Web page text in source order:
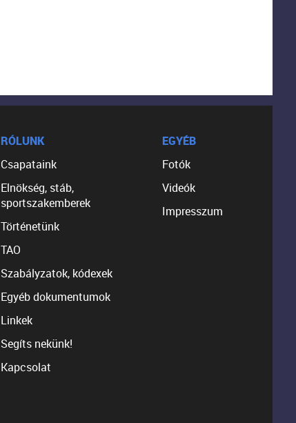
RÓLUNK
Csapataink
Elnökség, stáb,
sportszakemberek
Történetünk
TAO
Szabályzatok, kódexek
Egyéb dokumentumok
Linkek
Segíts nekünk!
Kapcsolat
EGYÉB
Fotók
Videók
Impresszum